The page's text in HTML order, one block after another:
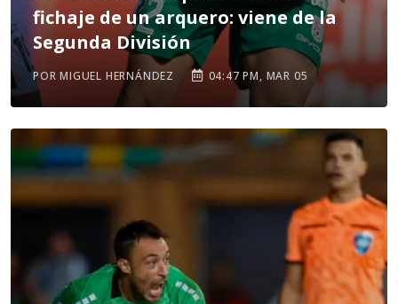
fichaje de un arquero: viene de la
Segunda División
POR MIGUEL HERNÁNDEZ 04:47 PM, MAR 05